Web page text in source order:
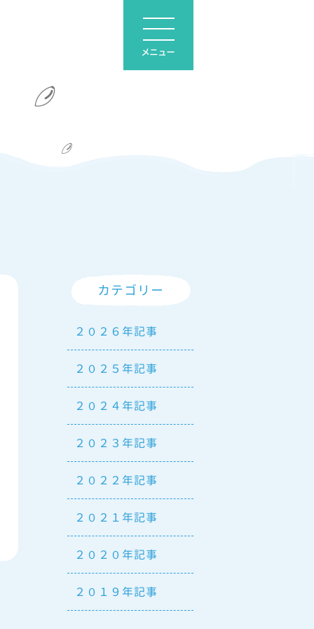
メニュー
カテゴリー
２０２６年記事
２０２５年記事
２０２４年記事
２０２３年記事
２０２２年記事
２０２１年記事
２０２０年記事
２０１９年記事